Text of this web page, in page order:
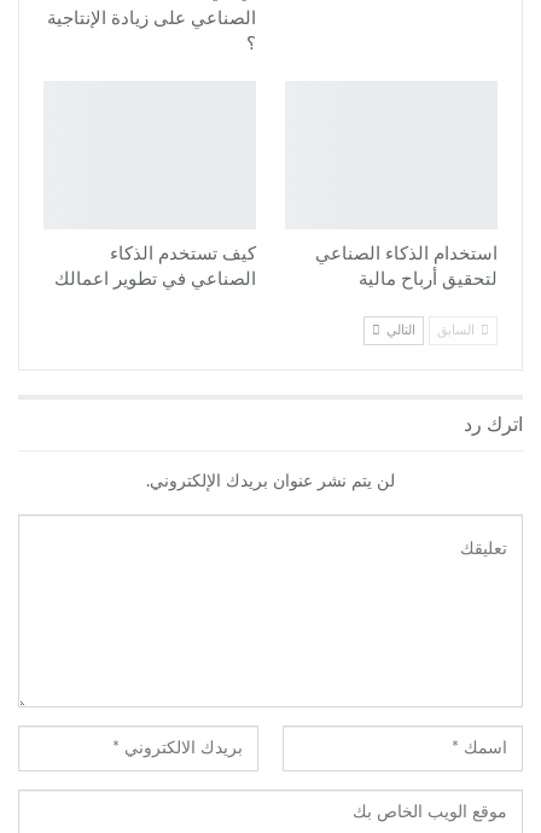
الصناعي على زيادة الإنتاجية
؟
استخدام الذكاء الصناعي
لتحقيق أرباح مالية
كيف تستخدم الذكاء
الصناعي في تطوير اعمالك
السابق التالي
اترك رد
لن يتم نشر عنوان بريدك الإلكتروني.